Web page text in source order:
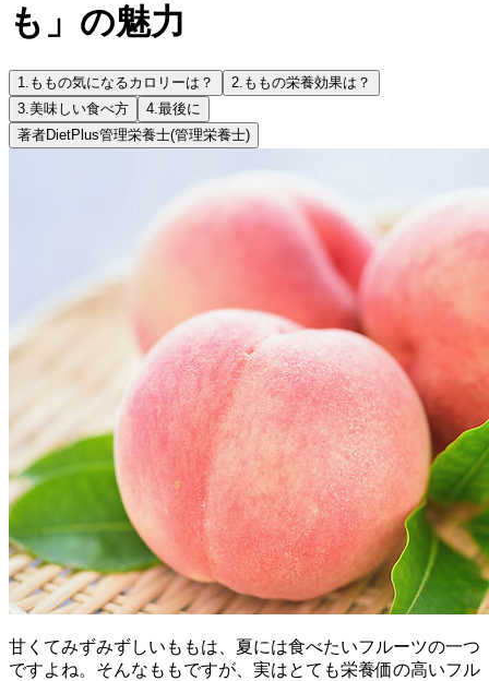
も」の魅力
1. ももの気になるカロリーは？ 2. ももの栄養効果は？
3.美味しい食べ方 4.最後に
著者DietPlus管理栄養士(管理栄養士)
甘くてみずみずしいももは、夏には食べたいフルーツの一つ
ですよね。そんなももですが、実はとても栄養価の高いフル